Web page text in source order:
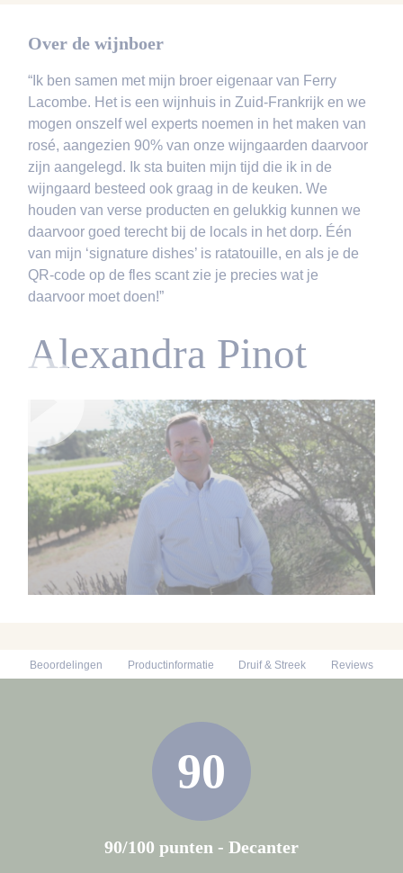
Over de wijnboer
“Ik ben samen met mijn broer eigenaar van Ferry
Lacombe. Het is een wijnhuis in Zuid-Frankrijk en we
mogen onszelf wel experts noemen in het maken van
rosé, aangezien 90% van onze wijngaarden daarvoor
zijn aangelegd. Ik sta buiten mijn tijd die ik in de
wijngaard besteed ook graag in de keuken. We
houden van verse producten en gelukkig kunnen we
daarvoor goed terecht bij de locals in het dorp. Één
van mijn ‘signature dishes’ is ratatouille, en als je de
QR-code op de fles scant zie je precies wat je
daarvoor moet doen!”
Alexandra Pinot
Beoordelingen Productinformatie Druif & Streek Reviews
90
90/100 punten - Decanter